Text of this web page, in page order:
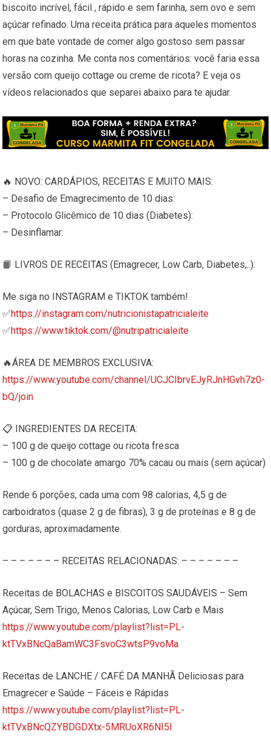
biscoito incrível, fácil , rápido e sem farinha, sem ovo e sem
açúcar refinado. Uma receita prática para aqueles momentos
em que bate vontade de comer algo gostoso sem passar
horas na cozinha. Me conta nos comentários: você faria essa
versão com queijo cottage ou creme de ricota? E veja os
vídeos relacionados que separei abaixo para te ajudar.
🔥 NOVO: CARDÁPIOS, RECEITAS E MUITO MAIS:
– Desafio de Emagrecimento de 10 dias:
– Protocolo Glicêmico de 10 dias (Diabetes):
– Desinflamar:
📙 LIVROS DE RECEITAS (Emagrecer, Low Carb, Diabetes,..):
Me siga no INSTAGRAM e TIKTOK também!
✅https://instagram.com/nutricionistapatricialeite
✅https://www.tiktok.com/@nutripatricialeite
🔥ÁREA DE MEMBROS EXCLUSIVA:
https://www.youtube.com/channel/UCJCIbrvEJyRJnHGvh7z0-
bQ/join
📋 INGREDIENTES DA RECEITA:
– 100 g de queijo cottage ou ricota fresca
– 100 g de chocolate amargo 70% cacau ou mais (sem açúcar)
Rende 6 porções, cada uma com 98 calorias, 4,5 g de
carboidratos (quase 2 g de fibras), 3 g de proteínas e 8 g de
gorduras, aproximadamente.
– – – – – – – RECEITAS RELACIONADAS: – – – – – – –
Receitas de BOLACHAS e BISCOITOS SAUDÁVEIS – Sem
Açúcar, Sem Trigo, Menos Calorias, Low Carb e Mais
https://www.youtube.com/playlist?list=PL-
ktTVxBNcQaBamWC3FsvoC3wtsP9voMa
Receitas de LANCHE / CAFÉ DA MANHÃ Deliciosas para
Emagrecer e Saúde – Fáceis e Rápidas
https://www.youtube.com/playlist?list=PL-
ktTVxBNcQZYBDGDXtx-5MRUoXR6NI5I